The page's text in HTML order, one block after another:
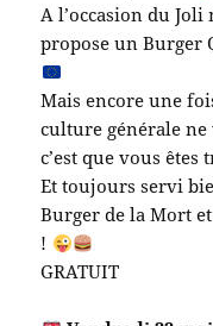
A l’occasion du Joli
propose un Burger
Mais encore une
culture générale
c’est que vous
Et toujours servi
Burger de la Mort
!
GRATUIT